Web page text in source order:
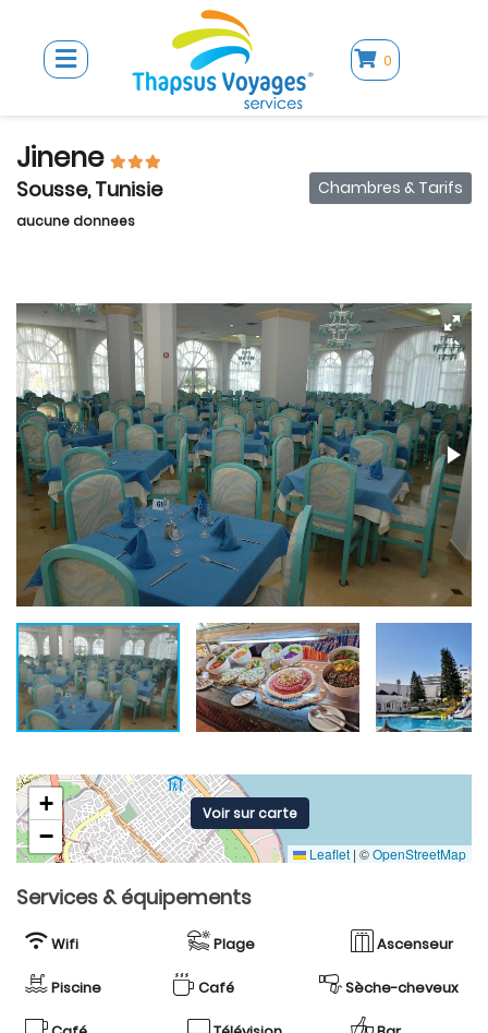
0
Jinene
Sousse, Tunisie
aucune donnees
Chambres & Tarifs
+
−
Leaflet | ©OpenStreetMap
Voir sur carte
Services & équipements
Wifi Plage Ascenseur
Piscine Café Sèche-cheveux